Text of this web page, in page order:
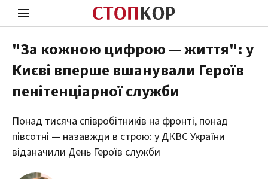
Стоп Політичній Корупції
Політика
"За кожною цифрою — життя": у
Києві вперше вшанували Героїв
пенітенціарної служби
Понад тисяча співробітників на фронті, понад
півсотні — назавжди в строю: у ДКВС України
відзначили День Героїв служби